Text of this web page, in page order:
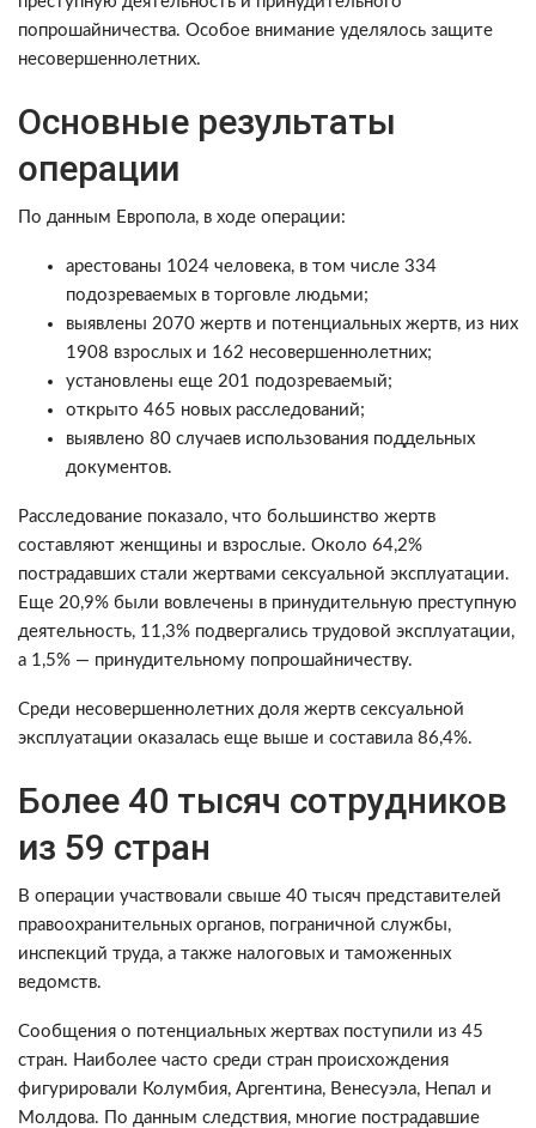
попрошайничества. Особое внимание уделялось защите
несовершеннолетних.
Основные результаты
операции
По данным Европола, в ходе операции:
арестованы 1024 человека, в том числе 334
подозреваемых в торговле людьми;
выявлены 2070 жертв и потенциальных жертв, из них
1908 взрослых и 162 несовершеннолетних;
установлены еще 201 подозреваемый;
открыто 465 новых расследований;
выявлено 80 случаев использования поддельных
документов.
Расследование показало, что большинство жертв
составляют женщины и взрослые. Около 64,2%
пострадавших стали жертвами сексуальной эксплуатации.
Еще 20,9% были вовлечены в принудительную преступную
деятельность, 11,3% подвергались трудовой эксплуатации,
а 1,5% — принудительному попрошайничеству.
Среди несовершеннолетних доля жертв сексуальной
эксплуатации оказалась еще выше и составила 86,4%.
Более 40 тысяч сотрудников
из 59 стран
В операции участвовали свыше 40 тысяч представителей
правоохранительных органов, пограничной службы,
инспекций труда, а также налоговых и таможенных
ведомств.
Сообщения о потенциальных жертвах поступили из 45
стран. Наиболее часто среди стран происхождения
фигурировали Колумбия, Аргентина, Венесуэла, Непал и
Молдова. По данным следствия, многие пострадавшие